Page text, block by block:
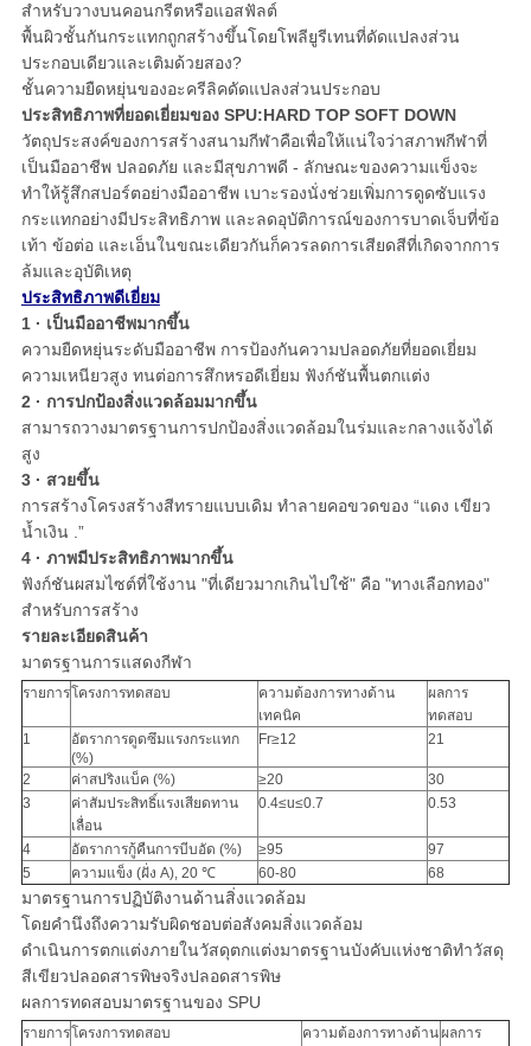
สำหรับวางบนคอนกรีตหรือแอสฟัลต์
พื้นผิวชั้นกันกระแทกถูกสร้างขึ้นโดยโพลียูรีเทนที่ดัดแปลงส่วน
ประกอบเดียวและเติมด้วยสอง?
ชั้นความยืดหยุ่นของอะครีลิคดัดแปลงส่วนประกอบ
ประสิทธิภาพที่ยอดเยี่ยมของ SPU:HARD TOP SOFT DOWN
วัตถุประสงค์ของการสร้างสนามกีฬาคือเพื่อให้แน่ใจว่าสภาพกีฬาที่
เป็นมืออาชีพ ปลอดภัย และมีสุขภาพดี - ลักษณะของความแข็งจะ
ทำให้รู้สึกสปอร์ตอย่างมืออาชีพ เบาะรองนั่งช่วยเพิ่มการดูดซับแรง
กระแทกอย่างมีประสิทธิภาพ และลดอุบัติการณ์ของการบาดเจ็บที่ข้อ
เท้า ข้อต่อ และเอ็นในขณะเดียวกันก็ควรลดการเสียดสีที่เกิดจากการ
ล้มและอุบัติเหตุ
ประสิทธิภาพดีเยี่ยม
1 · เป็นมืออาชีพมากขึ้น
ความยืดหยุ่นระดับมืออาชีพ การป้องกันความปลอดภัยที่ยอดเยี่ยม
ความเหนียวสูง ทนต่อการสึกหรอดีเยี่ยม ฟังก์ชันพื้นตกแต่ง
2 · การปกป้องสิ่งแวดล้อมมากขึ้น
สามารถวางมาตรฐานการปกป้องสิ่งแวดล้อมในร่มและกลางแจ้งได้
สูง
3 · สวยขึ้น
การสร้างโครงสร้างสีทรายแบบเดิม ทำลายคอขวดของ “แดง เขียว
น้ำเงิน .”
4 · ภาพมีประสิทธิภาพมากขึ้น
ฟังก์ชันผสมไซต์ที่ใช้งาน "ที่เดียวมากเกินไปใช้" คือ "ทางเลือกทอง"
สำหรับการสร้าง
รายละเอียดสินค้า
มาตรฐานการแสดงกีฬา
รายการโครงการทดสอบ
ความต้องการทางด้าน
เทคนิค
ผลการ
ทดสอบ
1
อัตราการดูดซึมแรงกระแทก
(%)
Fr≥12 21
2 ค่าสปริงแบ็ค (%) ≥20
30
3
ค่าสัมประสิทธิ์แรงเสียดทาน
เลื่อน
0.4≤u≤0.7 0.53
4 อัตราการกู้คืนการบีบอัด (%) ≥95
97
5
ความแข็ง (ฝั่ง A), 20 ℃ 60-80 68
มาตรฐานการปฏิบัติงานด้านสิ่งแวดล้อม
โดยคำนึงถึงความรับผิดชอบต่อสังคมสิ่งแวดล้อม
ดำเนินการตกแต่งภายในวัสดุตกแต่งมาตรฐานบังคับแห่งชาติทำวัสดุ
สีเขียวปลอดสารพิษจริงปลอดสารพิษ
ผลการทดสอบมาตรฐานของ SPU
รายการโครงการทดสอบ ความต้องการทางด้านผลการ